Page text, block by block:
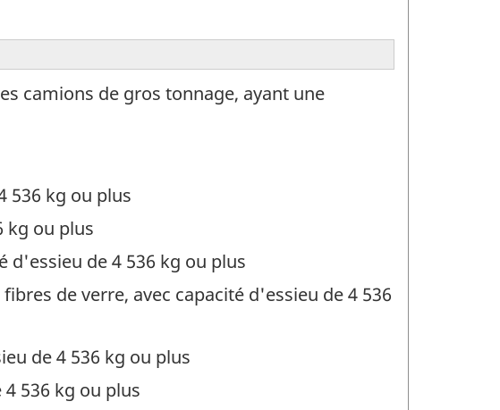
camions de gros tonnage, ayant une
536 kg ou plus
kg ou plus
d'essieu de 4 536 kg ou plus
de verre, avec capacité d'essieu de 4 536
de 4 536 kg ou plus
536 kg ou plus